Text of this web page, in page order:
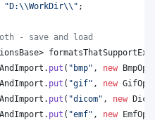
"D:\\WorkDir\\ " ;
- save and load
>
. put ( "bmp" , new
. put ( "gif" , new
. put ( "dicom" , new
. put ( "emf" , new